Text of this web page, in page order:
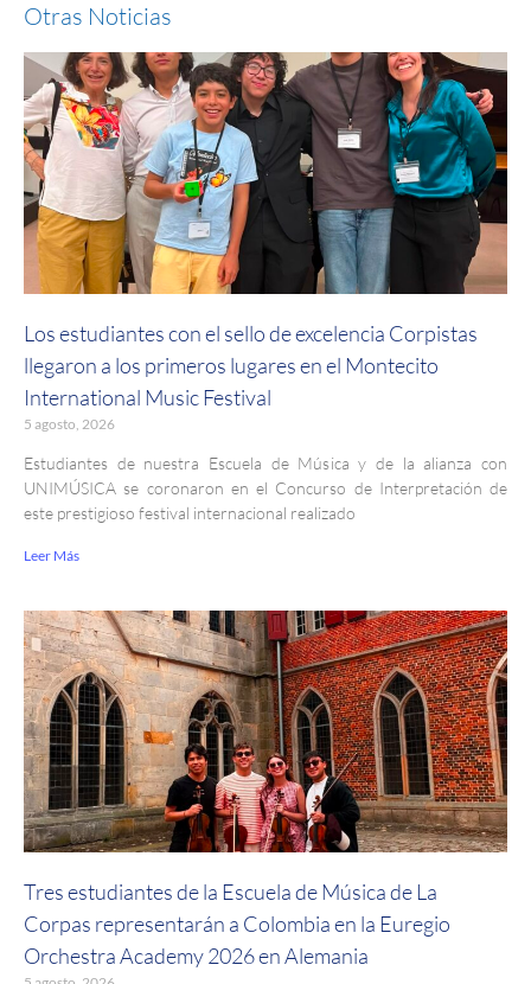
Otras Noticias
Los estudiantes con el sello de excelencia Corpistas
llegaron a los primeros lugares en el Montecito
International Music Festival
5 agosto, 2026
Estudiantes de nuestra Escuela de Música y de la alianza con
UNIMÚSICA se coronaron en el Concurso de Interpretación de
este prestigioso festival internacional realizado
Leer Más
Tres estudiantes de la Escuela de Música de La
Corpas representarán a Colombia en la Euregio
Orchestra Academy 2026 en Alemania